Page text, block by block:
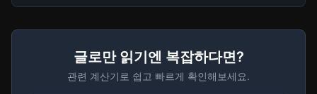
글로만 읽기엔 복잡하다면?
관련 계산기로 쉽고 빠르게 확인해보세요.